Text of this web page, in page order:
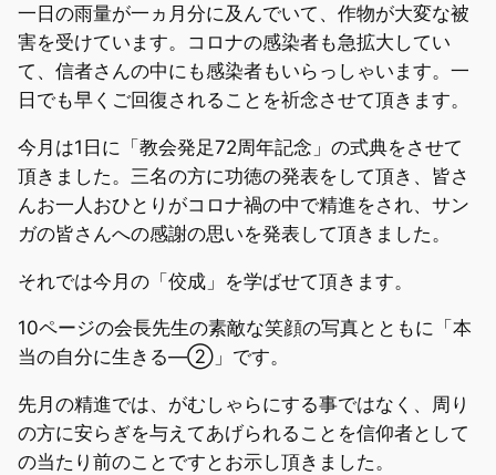
一日の雨量が一ヵ月分に及んでいて、作物が大変な被
害を受けています。コロナの感染者も急拡大してい
て、信者さんの中にも感染者もいらっしゃいます。一
日でも早くご回復されることを祈念させて頂きます。
今月は1日に「教会発足72周年記念」の式典をさせて
頂きました。三名の方に功徳の発表をして頂き、皆さ
んお一人おひとりがコロナ禍の中で精進をされ、サン
ガの皆さんへの感謝の思いを発表して頂きました。
それでは今月の「佼成」を学ばせて頂きます。
10ページの会長先生の素敵な笑顔の写真とともに「本
当の自分に生きる―②」です。
先月の精進では、がむしゃらにする事ではなく、周り
の方に安らぎを与えてあげられることを信仰者として
の当たり前のことですとお示し頂きました。